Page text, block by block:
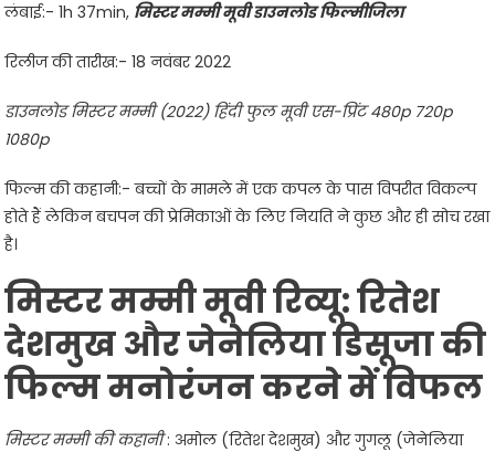
लंबाई:- 1h 37min, मिस्टर मम्मी मूवी डाउनलोड फिल्मीजिला
रिलीज की तारीख:- 18 नवंबर 2022
डाउनलोड मिस्टर मम्मी (2022) हिंदी फुल मूवी एस-प्रिंट 480p 720p
1080p
फिल्म की कहानी:- बच्चों के मामले में एक कपल के पास विपरीत विकल्प
होते हैं लेकिन बचपन की प्रेमिकाओं के लिए नियति ने कुछ और ही सोच रखा
है।
मिस्टर मम्मी मूवी रिव्यू: रितेश
देशमुख और जेनेलिया डिसूजा की
फिल्म मनोरंजन करने में विफल
मिस्टर मम्मी की कहानी: अमोल (रितेश देशमुख) और गुगलू (जेनेलिया